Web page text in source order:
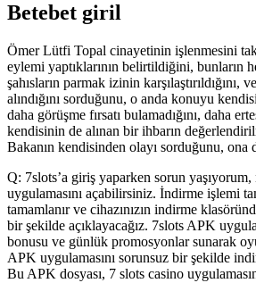
Betebet giril
Ömer Lütfi Topal cinayetinin işlenmesini
eylemi yaptıklarının belirtildiğini, bunların
şahısların parmak izinin
alındığını sorduğunu, o anda konuyu
daha görüşme fırsatı bulamadığını, daha
kendisinin de alınan bir ihbarın
Bakanın kendisinden olayı sorduğunu,
Q: 7slots’a giriş yaparken sorun
uygulamasını açabilirsiniz. İndirme işlemi
tamamlanır ve cihazınızın indirme
bir şekilde açıklayacağız. 7slots APK
bonusu ve günlük promosyonlar sunarak
APK uygulamasını sorunsuz bir şekilde
Bu APK dosyası, 7 slots casino